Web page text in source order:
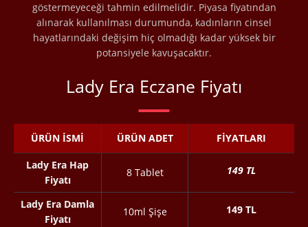
göstermeyeceği tahmin edilmelidir. Piyasa fiyatından
alınarak kullanılması durumunda, kadınların cinsel
hayatlarındaki değişim hiç olmadığı kadar yüksek bir
potansiyele kavuşacaktır.
Lady Era Eczane Fiyatı
ÜRÜN İSMI ÜRÜN ADET FIYATLARI
Lady Era Hap
Fiyatı
8 Tablet 149 TL
Lady Era Damla
Fiyatı
10ml Şişe 149 TL